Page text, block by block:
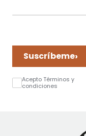
Suscríbeme›
Acepto Términos y
condiciones